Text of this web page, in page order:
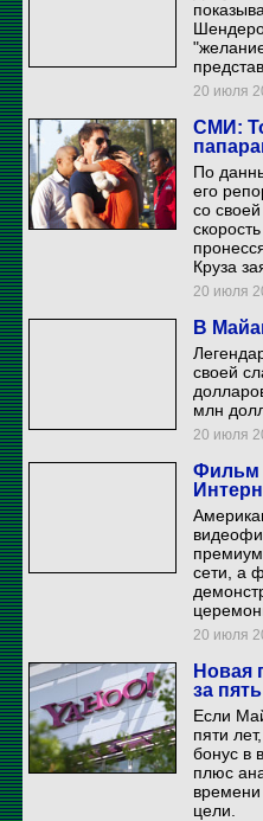
20 июля
СМИ:
По
его
со
Круза
20 июля
В
своей
млн
20 июля
Фильм
сети, а
20 июля
Новая
за
Если
пяти
бонус в
плюс
цели.